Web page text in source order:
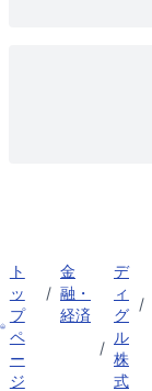
ト
ッ
プ
ペ
ー
ジ
/
金
融・
経済
/
デ
ィ
グ
ル
株
式
/